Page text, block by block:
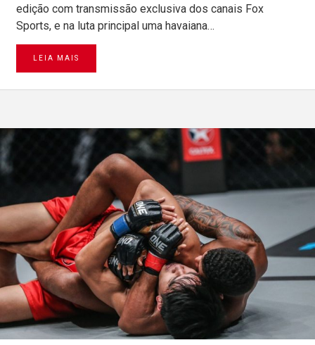
edição com transmissão exclusiva dos canais Fox
Sports, e na luta principal uma havaiana…
LEIA MAIS